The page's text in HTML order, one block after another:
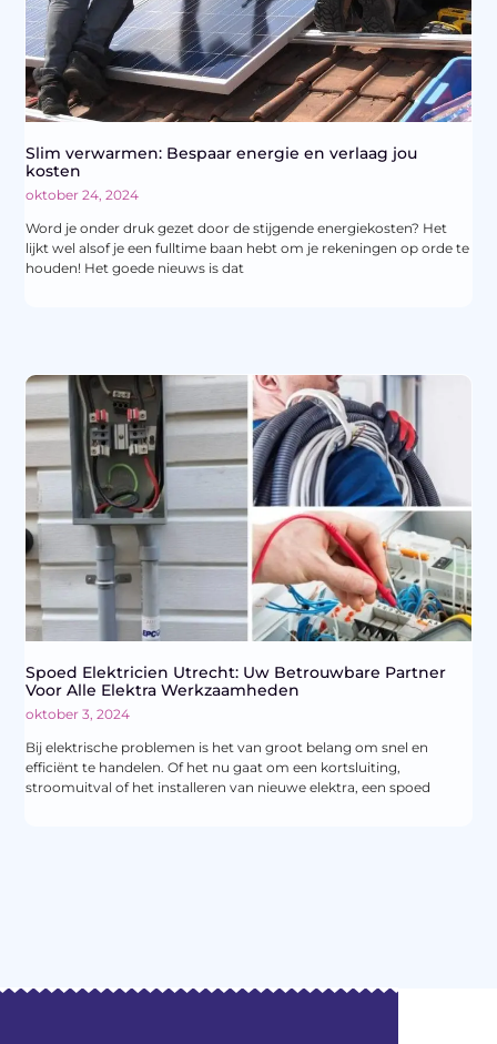
Slim verwarmen: Bespaar energie en verlaag jou
kosten
oktober 24, 2024
Word je onder druk gezet door de stijgende energiekosten? Het
lijkt wel alsof je een fulltime baan hebt om je rekeningen op orde te
houden! Het goede nieuws is dat
Spoed Elektricien Utrecht: Uw Betrouwbare Partner
Voor Alle Elektra Werkzaamheden
oktober 3, 2024
Bij elektrische problemen is het van groot belang om snel en
efficiënt te handelen. Of het nu gaat om een kortsluiting,
stroomuitval of het installeren van nieuwe elektra, een spoed